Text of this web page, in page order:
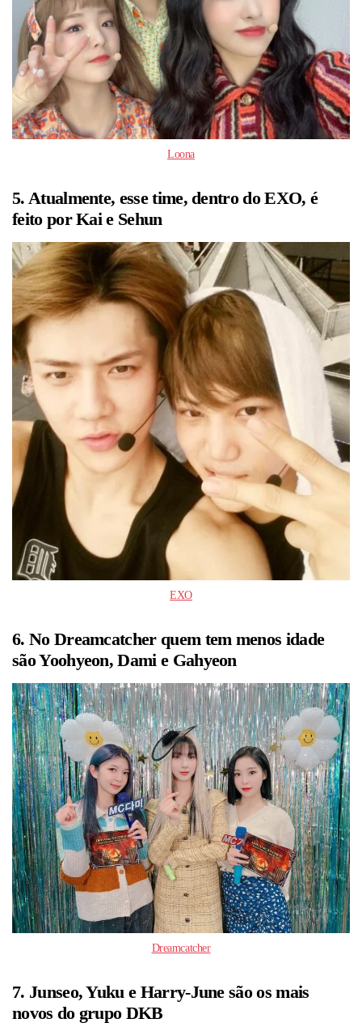
Loona
5. Atualmente, esse time, dentro do EXO, é
feito por Kai e Sehun
EXO
6. No Dreamcatcher quem tem menos idade
são Yoohyeon, Dami e Gahyeon
Dreamcatcher
7. Junseo, Yuku e Harry-June são os mais
novos do grupo DKB